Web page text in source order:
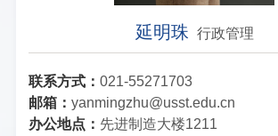
延明珠 行政管理
联系方式： 021-55271703
邮箱： yanmingzhu@usst.edu.cn
办公地点： 先进制造大楼1211